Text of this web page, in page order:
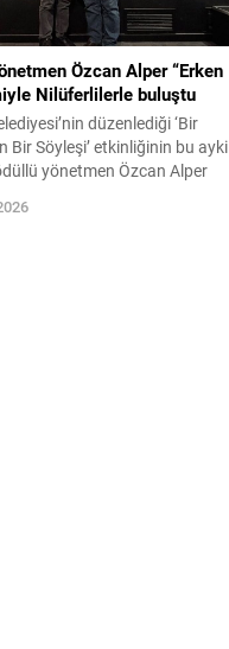
Özcan Alper “Erken
Nilüferlilerle buluştu
düzenlediği ‘Bir
Bir Söyleşi’ etkinliğinin bu ayki
yönetmen Özcan Alper
son filmi ‘Erken Kış’ın
geceye katılan Nilüfer